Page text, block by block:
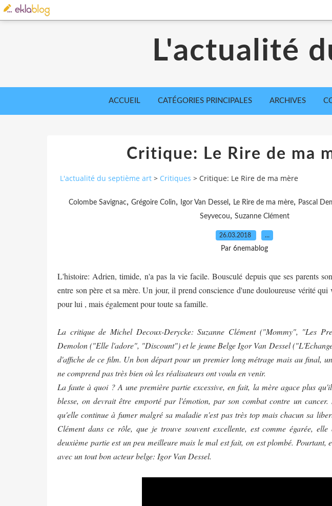
L'actualité
ACCUEIL CATÉGORIES PRINCIPALES ARCHIVES
Critique: Le Rire de ma
L'actualité du septième art > Critiques > Critique: Le Rire de ma mère
Colombe Savignac, Grégoire Colin, Igor Van Dessel, Le Rire de ma mère, Pascal
Seyvecou, Suzanne Clément
26.03.2018 …
Par 6nemablog
L'histoire: Adrien, timide, n'a pas la vie facile. Bousculé depuis que ses parents
entre son père et sa mère. Un jour, il prend conscience d'une douloureuse vérité qui
pour lui , mais également pour toute sa famille.
La critique de Michel Decoux-Derycke: Suzanne Clément ("Mommy", "Les
Demolon ("Elle l'adore", "Discount") et le jeune Belge Igor Van Dessel
d'affiche de ce film. Un bon départ pour un premier long métrage mais au final,
ne comprend pas très bien où les réalisateurs ont voulu en venir.
La faute à quoi ? A une première partie excessive, en fait, la mère agace plus
blesse, on devrait être emporté par l'émotion, par son combat contre un
qu'elle continue à fumer malgré sa maladie n'est pas très top mais chacun sa
Clément dans ce rôle, que je trouve souvent excellente, est comme égarée,
deuxième partie est un peu meilleure mais le mal est fait, on est plombé. Pourtant,
avec un tout bon acteur belge: Igor Van Dessel.